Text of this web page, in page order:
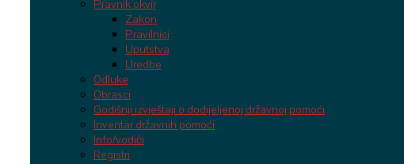
Pravnik okvir
Zakon
Pravilnici
Uputstva
Uredbe
Odluke
Obrasci
Godišnji izvještaji o dodijeljenoj državnoj pomoći
Inventar državnih pomoći
Info/vodiči
Registri